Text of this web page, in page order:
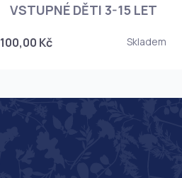
VSTUPNÉ DĚTI 3-15 LET
100,00 Kč Skladem